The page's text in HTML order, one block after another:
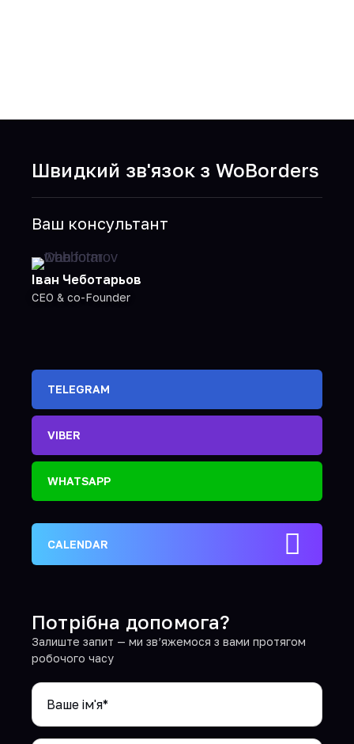
Швидкий зв'язок з WoBorders
Ваш консультант
Іван Чеботарьов
CEO & co-Founder
TELEGRAM
VIBER
WHATSAPP
CALENDAR
Потрібна допомога?
Залиште запит — ми зв’яжемося з вами протягом
робочого часу